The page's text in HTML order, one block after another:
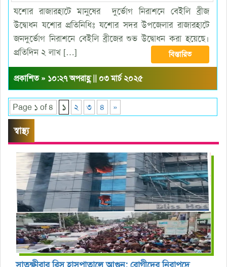
যশোর রাজারহাটে মানুষের দুর্ভোগ নিরাশনে বেইলি ব্রীজ
উদ্বোধন যশোর প্রতিনিধিঃ যশোর সদর উপজেলার রাজারহাটে
জনদুর্ভোগ নিরাশনে বেইলি ব্রীজের শুভ উদ্বোধন করা হয়েছে।
প্রতিদিন ২ লাখ […]
বিস্তারিত
প্রকাশিত » ১০:২৭ অপরাহ্ণ || ০৩ মার্চ ২০২৫
Page ১ of ৪ ১ ২ ৩ ৪ »
স্বাস্থ্য